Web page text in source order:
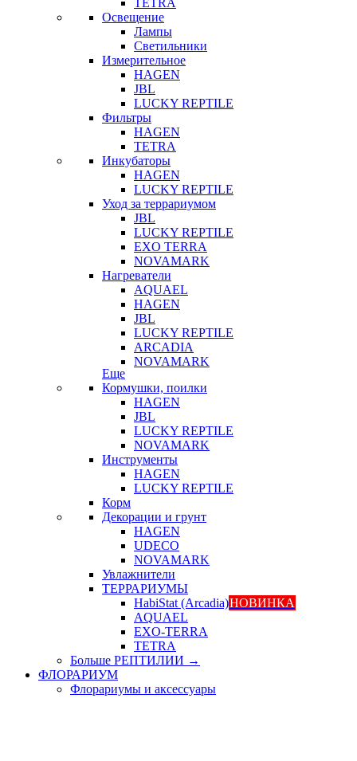
TETRA
Освещение
Лампы
Светильники
Измерительное
HAGEN
JBL
LUCKY REPTILE
Фильтры
HAGEN
TETRA
Инкубаторы
HAGEN
LUCKY REPTILE
Уход за террариумом
JBL
LUCKY REPTILE
EXO TERRA
NOVAMARK
Нагреватели
AQUAEL
HAGEN
JBL
LUCKY REPTILE
ARCADIA
NOVAMARK
Еще
Кормушки, поилки
HAGEN
JBL
LUCKY REPTILE
NOVAMARK
Инструменты
HAGEN
LUCKY REPTILE
Корм
Декорации и грунт
HAGEN
UDECO
NOVAMARK
Увлажнители
ТЕРРАРИУМЫ
HabiStat (Arcadia)НОВИНКА
AQUAEL
EXO-TERRA
TETRA
Больше РЕПТИЛИИ →
ФЛОРАРИУМ
Флорариумы и аксессуары